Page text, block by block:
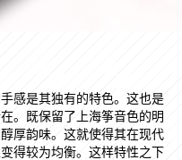
感是其独有的特色。这也是
。既保留了上海筝音色的明
厚韵味。这就使得其在现代
得较为均衡。这样特性之下